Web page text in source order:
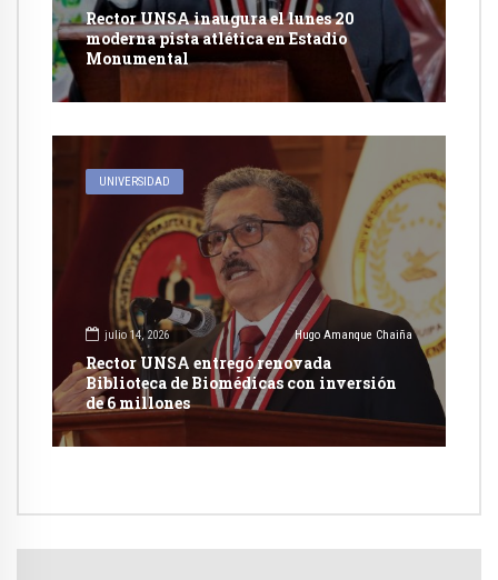
Rector UNSA inaugura el lunes 20
moderna pista atlética en Estadio
Monumental
UNIVERSIDAD
julio 14, 2026 Hugo Amanque Chaiña
Rector UNSA entregó renovada
Biblioteca de Biomédicas con inversión
de 6 millones